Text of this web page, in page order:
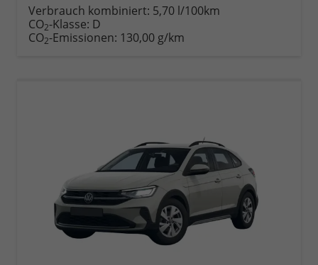
anfordern
Datei,
Verbrauch kombiniert: 5,70 l/100km
CO2-Klasse: D
CO2-Emissionen: 130,00 g/km